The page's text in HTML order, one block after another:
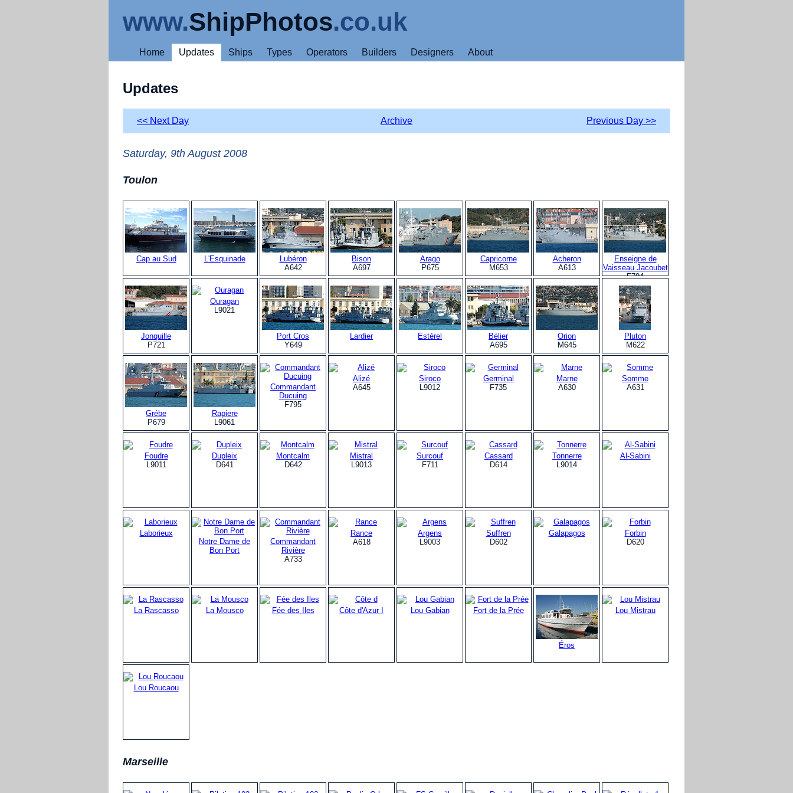
www.ShipPhotos.co.uk
Home Updates Ships Types Operators Builders Designers About
Updates
<< Next Day Archive Previous Day >>
Saturday, 9th August 2008
Toulon
Cap au Sud L'Esquinade
Lubéron
A642
Bison
A697
Arago
P675
Capricorne
M653
Acheron
A613
Enseigne de
Vaisseau Jacoubet
F794
Jonquille
P721
Ouragan
L9021
Port Cros
Y649
Lardier Estérel
Bélier
A695
Orion
M645
Pluton
M622
Grébe
P679
Rapiere
L9061
Commandant
Ducuing
F795
Alizé
A645
Siroco
L9012
Germinal
F735
Marne
A630
Somme
A631
Foudre
L9011
Dupleix
D641
Montcalm
D642
Mistral
L9013
Surcouf
F711
Cassard
D614
Tonnerre
L9014
Al-Sabini
Laborieux
Notre Dame de
Bon Port
Commandant
Rivière
A733
Rance
A618
Argens
L9003
Suffren
D602
Galapagos
Forbin
D620
La Rascasso La Mousco Fée des Iles Côte d'Azur I Lou Gabian Fort de la Prée
Éros
Lou Mistrau
Lou Roucaou
Marseille